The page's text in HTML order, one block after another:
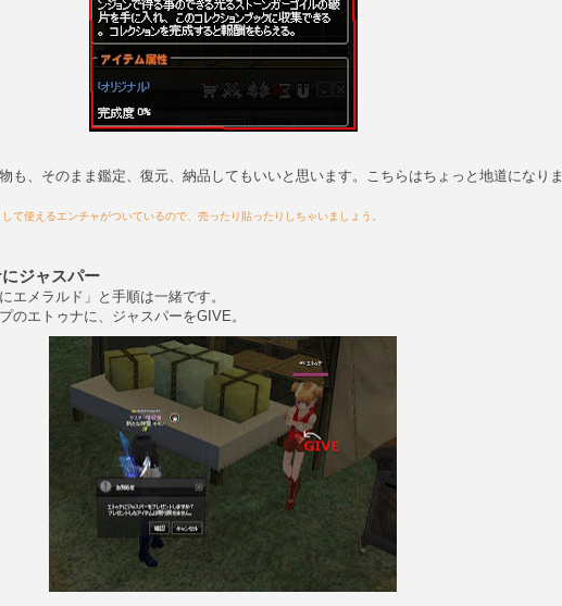
も、そのまま鑑定、復元、納品してもいいと思います。こちらはちょっと地道になりま
て使えるエンチャがついているので、売ったり貼ったりしちゃいましょう。
ジャスパー
エメラルド」と手順は一緒です。
のエトゥナに、ジャスパーをGIVE。